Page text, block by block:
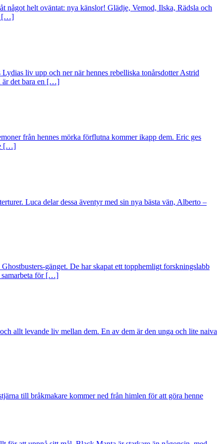
något helt oväntat: nya känslor! Glädje, Vemod, Ilska, Rädsla och
[…]
liv upp och ner när hennes rebelliska tonårsdotter Astrid
är det bara en […]
från hennes mörka förflutna kommer ikapp dem. Eric ges
[…]
Luca delar dessa äventyr med sin nya bästa vän, Alberto –
gänget. De har skapat ett topphemligt forskningslabb
samarbeta för […]
allt levande liv mellan dem. En av dem är den unga och lite naiva
till bråkmakare kommer ned från himlen för att göra henne